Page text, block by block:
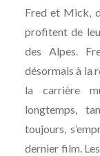
Fred et Mick,
profitent de
des Alpes.
désormais à la
la carrière
longtemps,
toujours,
dernier film.